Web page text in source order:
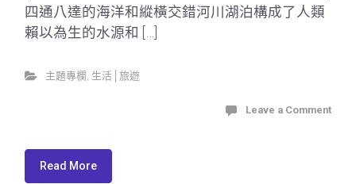
四通八達的海洋和縱橫交錯河川湖泊構成了人類
賴以為生的水源和 […]
主題專欄 生活│旅遊
Leave a Comment
Read More